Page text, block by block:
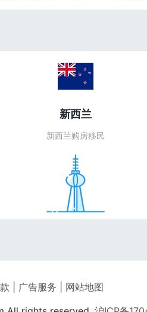
新西兰
新西兰购房移民
广告服务
网站地图